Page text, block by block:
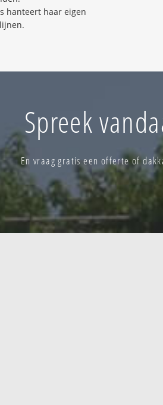
hanteert haar eigen
Spreek
En vraag gratis een offerte of